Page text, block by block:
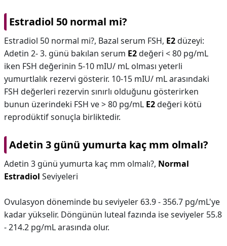
Estradiol 50 normal mi?
Estradiol 50 normal mi?, Bazal serum FSH, E2düzeyi:
Adetin 2- 3. günü bakılan serum E2değeri < 80 pg/mL
iken FSH değerinin 5-10 mIU/ mL olması yeterli
yumurtlalık rezervi gösterir. 10-15 mIU/ mL arasındaki
FSH değerleri rezervin sınırlı olduğunu gösterirken
bunun üzerindeki FSH ve > 80 pg/mL E2değeri kötü
reprodüktif sonuçla birliktedir.
Adetin 3 günü yumurta kaç mm olmalı?
Adetin 3 günü yumurta kaç mm olmalı?, Normal
Estradiol Seviyeleri
Ovulasyon döneminde bu seviyeler 63.9 - 356.7 pg/mL'ye
kadar yükselir. Döngünün luteal fazında ise seviyeler 55.8
- 214.2 pg/mL arasında olur.